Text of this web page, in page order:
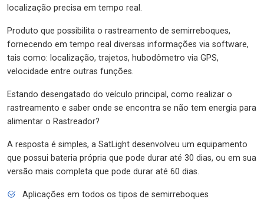
localização precisa em tempo real.
Produto que possibilita o rastreamento de semirreboques,
fornecendo em tempo real diversas informações via software,
tais como: localização, trajetos, hubodômetro via GPS,
velocidade entre outras funções.
Estando desengatado do veículo principal, como realizar o
rastreamento e saber onde se encontra se não tem energia para
alimentar o Rastreador?
A resposta é simples, a SatLight desenvolveu um equipamento
que possui bateria própria que pode durar até 30 dias, ou em sua
versão mais completa que pode durar até 60 dias.
Aplicações em todos os tipos de semirreboques